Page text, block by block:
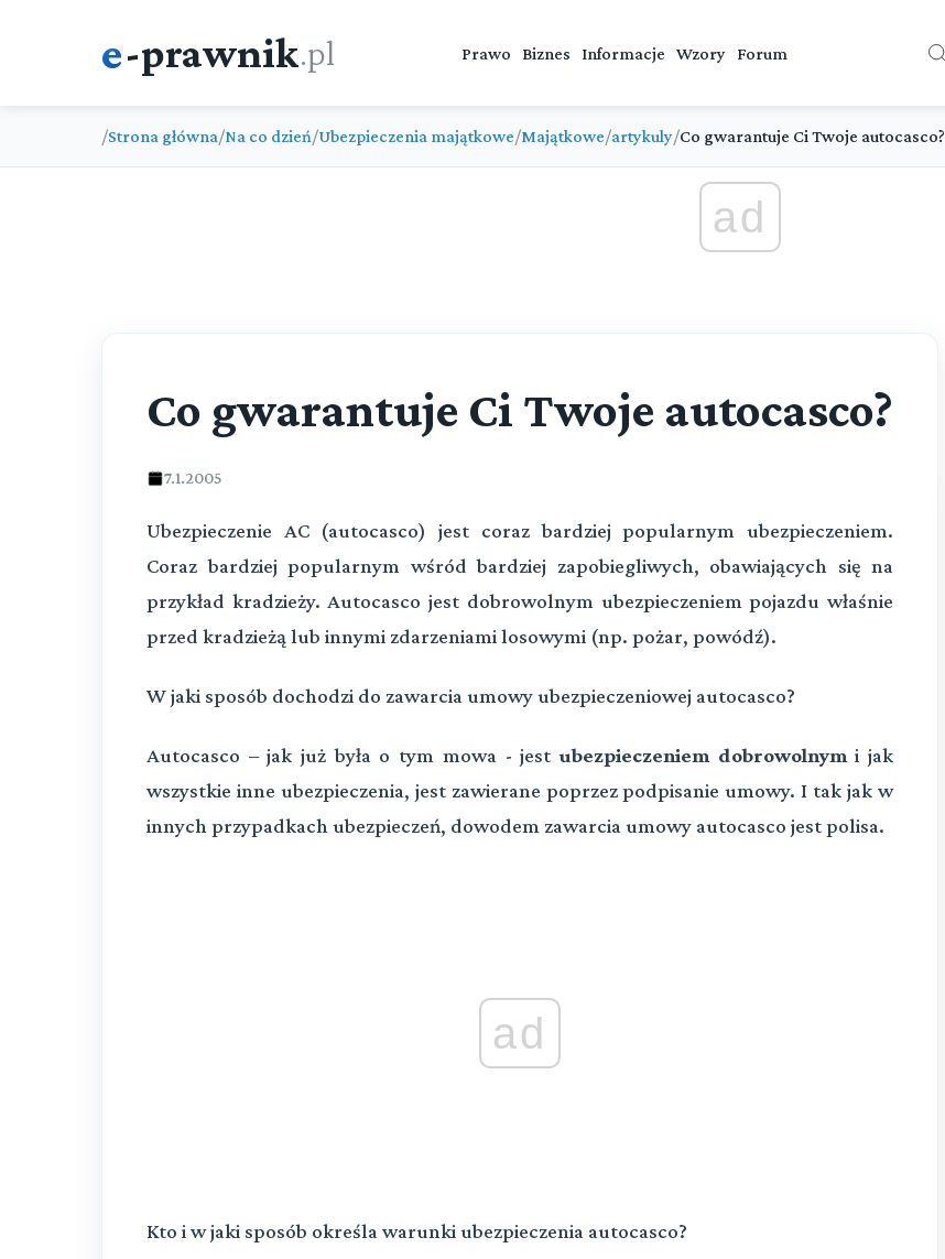
e-prawnik.pl Prawo Biznes Informacje Wzory Forum
/Strona główna/Na co dzień/Ubezpieczenia majątkowe/Majątkowe/artykuly/Co gwarantuje Ci Twoje autocasco?
ad
Co gwarantuje Ci Twoje autocasco?
7.1.2005
Ubezpieczenie AC (autocasco) jest coraz bardziej popularnym ubezpieczeniem.
Coraz bardziej popularnym wśród bardziej zapobiegliwych, obawiających się na
przykład kradzieży. Autocasco jest dobrowolnym ubezpieczeniem pojazdu właśnie
przed kradzieżą lub innymi zdarzeniami losowymi (np. pożar, powódź).
W jaki sposób dochodzi do zawarcia umowy ubezpieczeniowej autocasco?
Autocasco – jak już była o tym mowa - jestubezpieczeniem dobrowolnym i jak
wszystkie inne ubezpieczenia, jest zawierane poprzez podpisanie umowy. I tak jak w
innych przypadkach ubezpieczeń, dowodem zawarcia umowy autocasco jest polisa.
ad
Kto i w jaki sposób określa warunki ubezpieczenia autocasco?